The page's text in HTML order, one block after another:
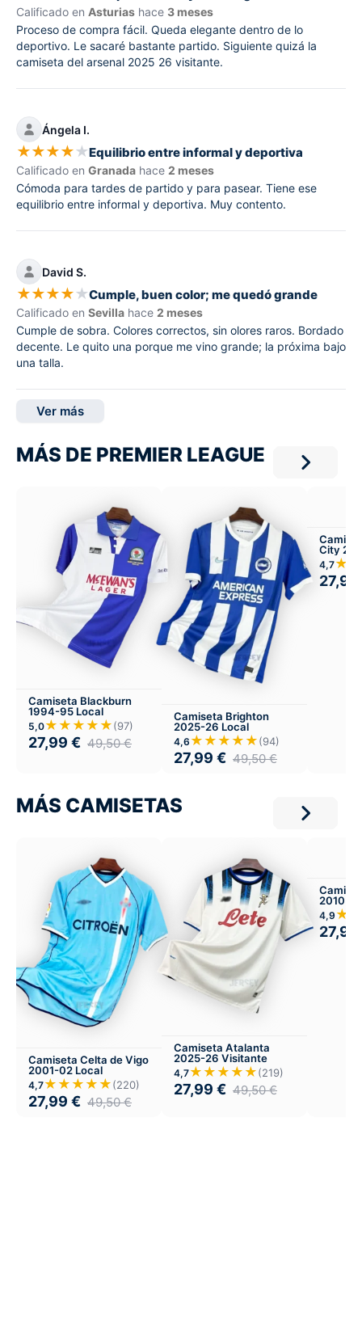
Calificado en Asturias hace 3 meses
Proceso de compra fácil. Queda elegante dentro de lo
deportivo. Le sacaré bastante partido. Siguiente quizá la
camiseta del arsenal 2025 26 visitante.
Ángela I.
★★★★★Equilibrio entre informal y deportiva
Calificado en Granada hace 2 meses
Cómoda para tardes de partido y para pasear. Tiene ese
equilibrio entre informal y deportiva. Muy contento.
David S.
★★★★★Cumple, buen color; me quedó grande
Calificado en Sevilla hace 2 meses
Cumple de sobra. Colores correctos, sin olores raros. Bordado
decente. Le quito una porque me vino grande; la próxima bajo
una talla.
Ver más
MÁS DE PREMIER LEAGUE
Camiseta Blackburn
1994-95 Local
5,0★★★★★(97)
27,99 € 49,50€
Camiseta Brighton
2025-26 Local
4,6 ★★★★★(94)
27,99 € 49,50€
City
4,7
27,99
MÁS CAMISETAS
Camiseta Celta de Vigo
2001-02 Local
4,7★★★★★(220)
27,99 € 49,50€
Camiseta Atalanta
2025-26 Visitante
4,7★★★★★(219)
27,99 € 49,50€
2010
4,9
27,99